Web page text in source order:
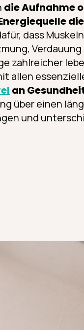
die Aufnahme
dass
zahlreicher
allen
an
über einen
und
nicht